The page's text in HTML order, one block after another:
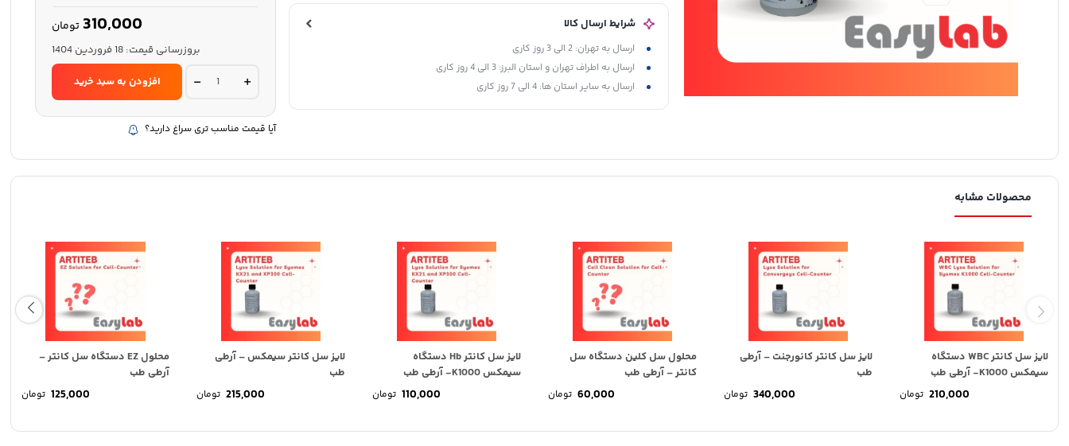
شرایط ارسال کالا
ارسال به تهران: 2 الی 3 روز کاری
ارسال به اطراف تهران و استان البرز: 3 الی 4 روز کاری
ارسال به سایر استان ها: 4 الی 7 روز کاری
310,000 تومان
بروزرسانی قیمت: 18 فروردین 1404
لایز
سل
میکروس
-
طب
افزودن به سبد خرید
آیا قیمت مناسب تری سراغ دارید؟
محصولات مشابه
لایز سل کانتر WBC دستگاه
سیمکس K1000- آرطی طب
210,000 تومان
لایز سل کانتر کانورجنت – آرطی
طب
340,000 تومان
محلول سل کلین دستگاه سل
کانتر – آرطی طب
60,000 تومان
لایز سل کانتر Hb دستگاه
سیمکس K1000- آرطی طب
110,000 تومان
لایز سل کانتر سیمکس – آرطی
طب
215,000 تومان
محلول EZ دستگاه سل کانتر –
آرطی طب
125,000 تومان